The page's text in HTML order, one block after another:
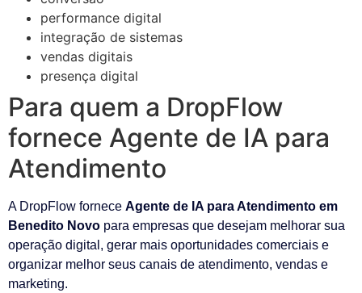
performance digital
integração de sistemas
vendas digitais
presença digital
Para quem a DropFlow
fornece Agente de IA para
Atendimento
A DropFlow fornece Agente de IA para Atendimento em
Benedito Novo para empresas que desejam melhorar sua
operação digital, gerar mais oportunidades comerciais e
organizar melhor seus canais de atendimento, vendas e
marketing.